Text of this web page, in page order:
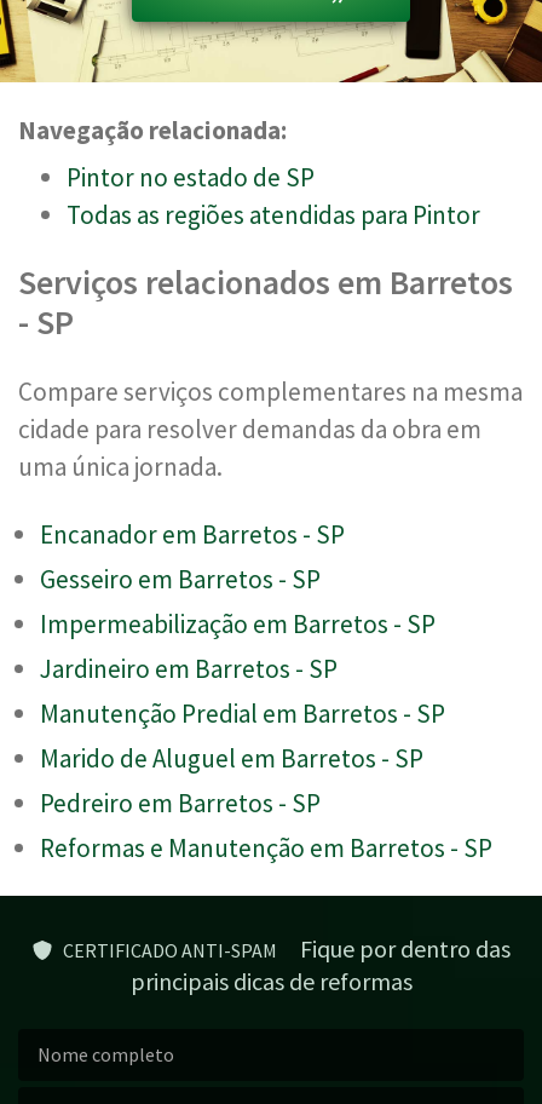
Navegação relacionada:
Pintor no estado de SP
Todas as regiões atendidas para Pintor
Serviços relacionados em Barretos
- SP
Compare serviços complementares na mesma
cidade para resolver demandas da obra em
uma única jornada.
Encanador em Barretos - SP
Gesseiro em Barretos - SP
Impermeabilização em Barretos - SP
Jardineiro em Barretos - SP
Manutenção Predial em Barretos - SP
Marido de Aluguel em Barretos - SP
Pedreiro em Barretos - SP
Reformas e Manutenção em Barretos - SP
CERTIFICADO ANTI-SPAM
Fique por dentro das
principais dicas de reformas